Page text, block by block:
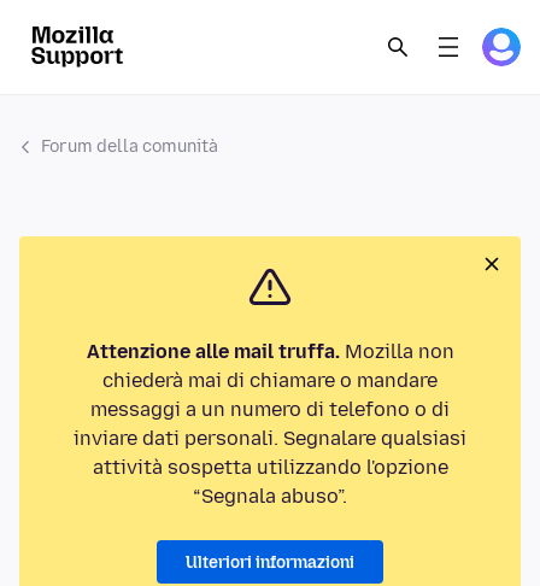
Forum della comunità
Attenzione alle mail truffa.Mozilla non
chiederà mai di chiamare o mandare
messaggi a un numero di telefono o di
inviare dati personali. Segnalare qualsiasi
attività sospetta utilizzando l'opzione
“Segnala abuso”.
Ulteriori informazioni